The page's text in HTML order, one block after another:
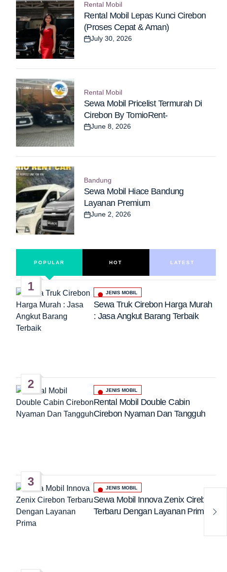
Posted
in
Rental Mobil
Rental Mobil Lepas Kunci Cirebon
(Proses Cepat & Aman)
Post
July 30, 2026
Posted
in
Rental Mobil
Sewa Mobil Pricelist Termurah Di
Cirebon By TomioRent-
Post
June 8, 2026
Posted
in
Bandung
Sewa Mobil Hiace Bandung
Layanan Premium
Post
June 2, 2026
POPULAR HOT LATEST
1
Posted
in
JENIS MOBIL
Sewa Truk Cirebon Harga Murah
: Jasa Angkut Barang Terbaik
2
Posted
in
JENIS MOBIL
Rental Mobil Double Cabin
Cirebon Nyaman Dan Tangguh
3
Posted
in
JENIS MOBIL
Sewa Mobil Innova Zenix Cirebon
Terbaru Dengan Layanan Prima